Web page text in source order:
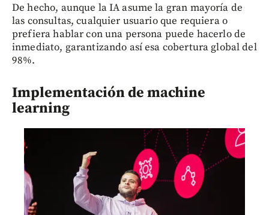
De hecho, aunque la IA asume la gran mayoría de
las consultas, cualquier usuario que requiera o
prefiera hablar con una persona puede hacerlo de
inmediato, garantizando así esa cobertura global del
98%.
Implementación de machine
learning